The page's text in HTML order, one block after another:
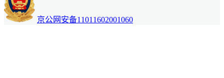
京公网安备11011602001060